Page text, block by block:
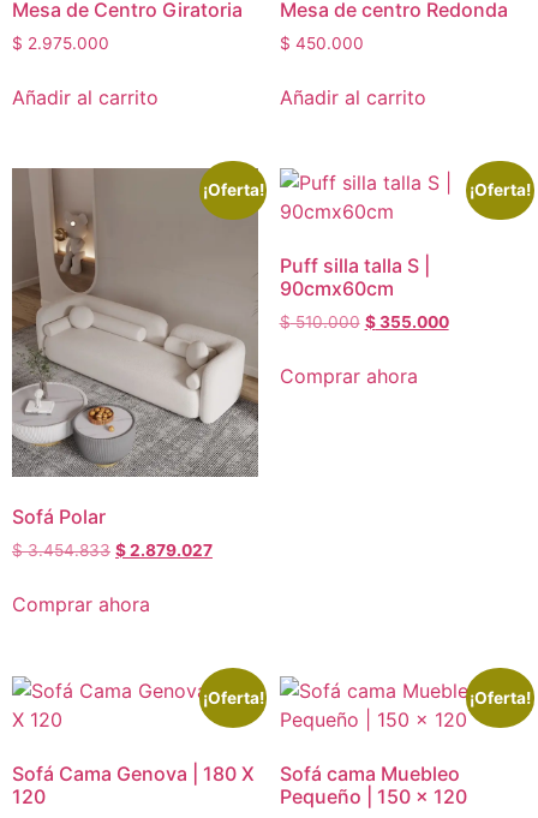
Mesa de Centro Giratoria
$ 2.975.000
Añadir al carrito
Mesa de centro Redonda
$ 450.000
Añadir al carrito
¡Oferta!
Sofá Polar
$3.454.833 $2.879.027
Comprar ahora
¡Oferta!
Puff silla talla S |
90cmx60cm
$510.000 $355.000
Comprar ahora
¡Oferta!
Sofá Cama Genova | 180 X
120
¡Oferta!
Sofá cama Muebleo
Pequeño | 150 x 120